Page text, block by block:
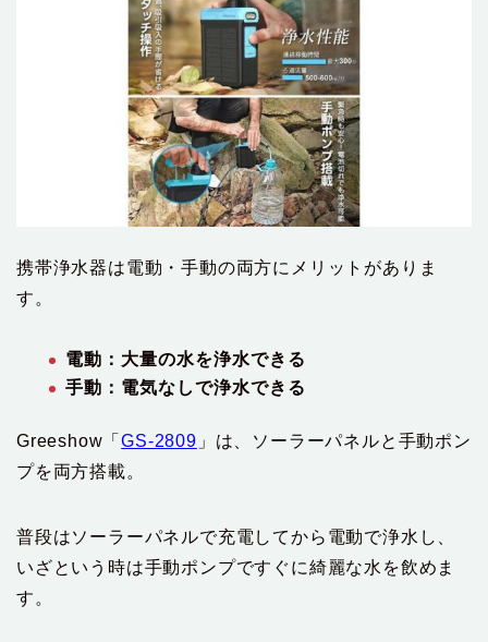
携帯浄水器は電動・手動の両方にメリットがありま
す。
電動：大量の水を浄水できる
手動：電気なしで浄水できる
Greeshow「GS-2809 」は、ソーラーパネルと手動ポン
プを両方搭載。
普段はソーラーパネルで充電してから電動で浄水し、
いざという時は手動ポンプですぐに綺麗な水を飲めま
す。